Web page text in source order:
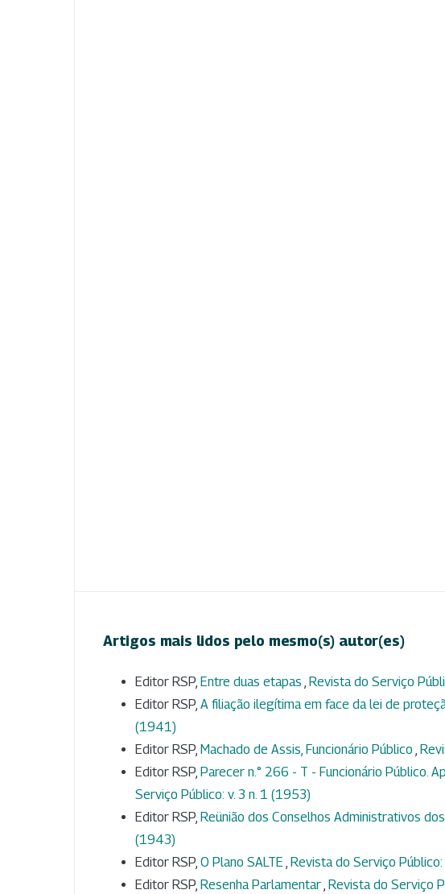
Artigos mais lidos pelo mesmo(s) autor(es)
Editor RSP, Entre duas etapas , Revista do Serviço
Editor RSP, A filiação ilegítima em face da lei de
(1941)
Editor RSP, Machado de Assis, Funcionário Público ,
Editor RSP, Parecer n.° 266 - T - Funcionário Público.
Serviço Público: v. 3 n. 1 (1953)
Editor RSP, Reünião dos Conselhos Administrativos
(1943)
Editor RSP, O Plano SALTE , Revista do Serviço
Editor RSP, Resenha Parlamentar, Revista do Serviço